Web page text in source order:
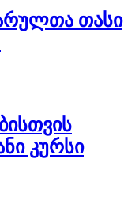
თასი
კურსი